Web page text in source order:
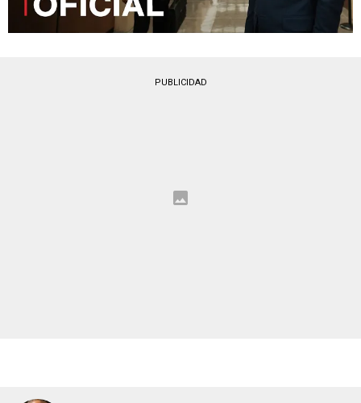
PUBLICIDAD